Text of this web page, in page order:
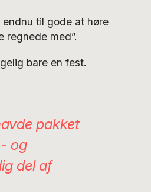
til gode at høre
regnede med”.
bare en fest.
pakket
og
del af